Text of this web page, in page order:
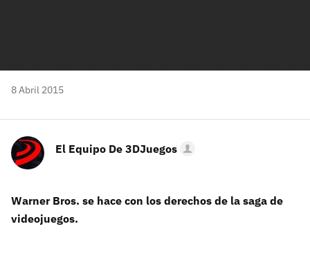
8 Abril 2015
El Equipo De 3DJuegos
Warner Bros. se hace con los derechos de la saga de
videojuegos.